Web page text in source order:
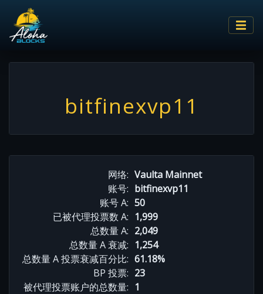
bitfinexvp11
网络: Vaulta Mainnet
账号: bitfinexvp11
账号 A: 50
已被代理投票数 A: 1,999
总数量 A: 2,049
总数量 A 衰减: 1,254
总数量 A 投票衰减百分比: 61.18%
BP 投票: 23
被代理投票账户的总数量: 1